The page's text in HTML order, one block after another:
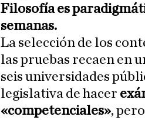
Filosofía es
semanas.
La selección de los
las pruebas recaen en
seis universidades
legislativa de hacer
«competenciales»,